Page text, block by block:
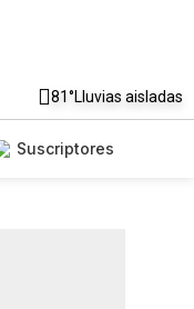
81°Lluvias aisladas
Suscriptores